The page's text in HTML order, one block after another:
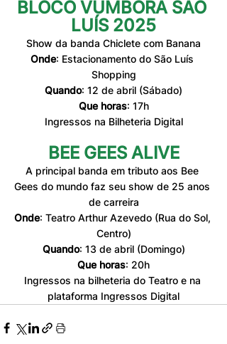
BLOCO VUMBORA SÃO
LUÍS 2025
Show da banda Chiclete com Banana
Onde: Estacionamento do São Luís
Shopping
Quando: 12 de abril (Sábado)
Que horas: 17h
Ingressos na Bilheteria Digital
BEE GEES ALIVE
A principal banda em tributo aos Bee
Gees do mundo faz seu show de 25 anos
de carreira
Onde: Teatro Arthur Azevedo (Rua do Sol,
Centro)
Quando: 13 de abril (Domingo)
Que horas: 20h
Ingressos na bilheteria do Teatro e na
plataforma Ingressos Digital